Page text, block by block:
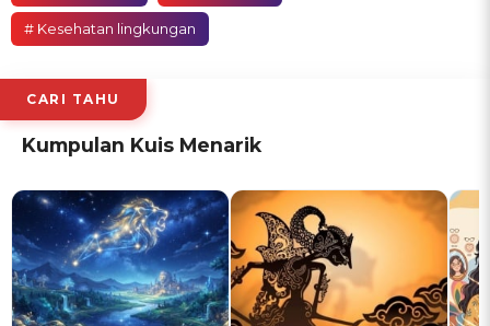
# Kesehatan lingkungan
CARI TAHU
Kumpulan Kuis Menarik